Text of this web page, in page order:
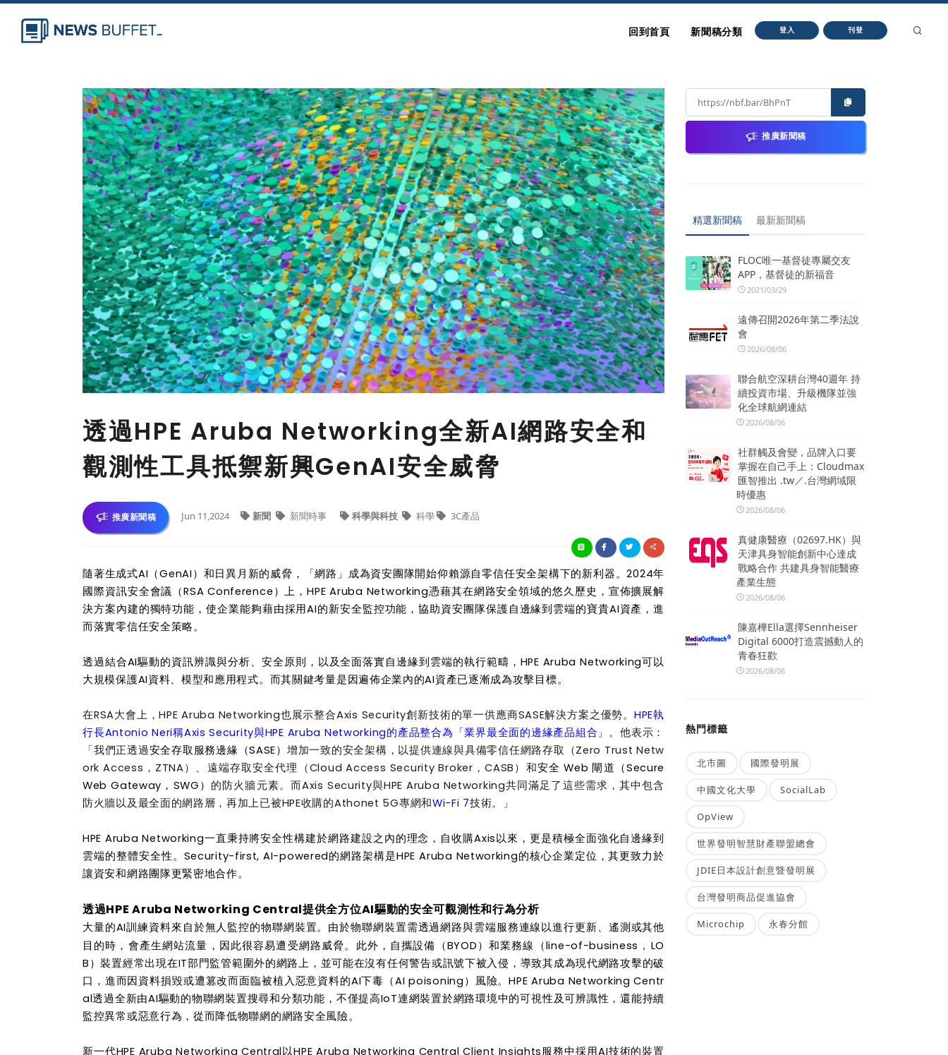
回到首頁 新聞稿分類 登入 刊登
透過HPE Aruba Networking全新AI網路安全和
觀測性工具抵禦新興GenAI安全威脅
推廣新聞稿 Jun 11,2024 新聞 新聞時事 科學與科技 科學 3C產品
隨著生成式AI（GenAI）和日異月新的威脅，「網路」成為資安團隊開始仰賴源自零信任安全架構下的新利器。2024年
國際資訊安全會議（RSA Conference）上，HPE Aruba Networking憑藉其在網路安全領域的悠久歷史，宣佈擴展解
決方案內建的獨特功能，使企業能夠藉由採用AI的新安全監控功能，協助資安團隊保護自邊緣到雲端的寶貴AI資產，進
而落實零信任安全策略。
透過結合AI驅動的資訊辨識與分析、安全原則，以及全面落實自邊緣到雲端的執行範疇，HPE Aruba Networking可以
大規模保護AI資料、模型和應用程式。而其關鍵考量是因遍佈企業內的AI資產已逐漸成為攻擊目標。
在RSA大會上，HPE Aruba Networking也展示整合Axis Security創新技術的單一供應商SASE解決方案之優勢。HPE執
行長Antonio Neri稱Axis Security與HPE Aruba Networking的產品整合為「業界最全面的邊緣產品組合」 。他表示：
「我們正透過安全存取服務邊緣（SASE） 增加一致的安全架構，以提供連線與具備零信任網路存取（Zero Trust Netw
ork Access，ZTNA）、遠端存取安全代理（Cloud Access Security Broker，CASB）和安全 Web 閘道（Secure
Web Gateway，SWG） 的防火牆元素。而Axis Security與HPE Aruba Networking共同滿足了這些需求，其中包含
防火牆以及最全面的網路層，再加上已被HPE收購的Athonet 5G專網和Wi-Fi 7技術。」
HPE Aruba Networking一直秉持將安全性構建於網路建設之內的理念，自收購Axis以來，更是積極全面強化自邊緣到
雲端的整體安全性。Security-first, AI-powered的網路架構是HPE Aruba Networking的核心企業定位，其更致力於
讓資安和網路團隊更緊密地合作。
透過HPE Aruba Networking Central提供全方位AI驅動的安全可觀測性和行為分析
大量的AI訓練資料來自於無人監控的物聯網裝置。由於物聯網裝置需透過網路與雲端服務連線以進行更新、遙測或其他
目的時，會產生網站流量，因此很容易遭受網路威脅。此外，自攜設備（BYOD）和業務線（line-of-business ， LO
B）裝置經常出現在IT部門監管範圍外的網路上，並可能在沒有任何警告或訊號下被入侵，導致其成為現代網路攻擊的破
口，進而因資料損毀或遭篡改而面臨被植入惡意資料的AI下毒（AI poisoning）風險。HPE Aruba Networking Centr
al透過全新由AI驅動的物聯網裝置搜尋和分類功能，不僅提高IoT連網裝置於網路環境中的可視性及可辨識性，還能持續
監控異常或惡意行為，從而降低物聯網的網路安全風險。
新一代HPE Aruba Networking Central以HPE Aruba Networking Central Client Insights服務中採用AI技術的裝置
推廣新聞稿
精選新聞稿 最新新聞稿
FLOC唯一基督徒專屬交友
APP，基督徒的新福音
2021/03/29
遠傳召開2026年第二季法說
會
2026/08/06
聯合航空深耕台灣40週年 持
續投資市場、升級機隊並強
化全球航網連結
2026/08/06
社群觸及會變，品牌入口要
掌握在自己手上：Cloudmax
匯智推出 .tw／.台灣網域限
時優惠
2026/08/06
真健康醫療（02697.HK）與
天津具身智能創新中心達成
戰略合作 共建具身智能醫療
產業生態
2026/08/06
陳嘉樺Ella選擇Sennheiser
Digital 6000打造震撼動人的
青春狂歡
2026/08/06
熱門標籤
北市圖 國際發明展
中國文化大學 SocialLab
OpView
世界發明智慧財產聯盟總會
JDIE日本設計創意暨發明展
台灣發明商品促進協會
Microchip 永春分館